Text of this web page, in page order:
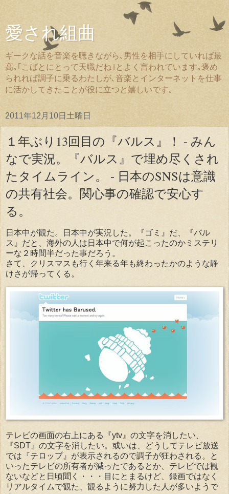
愛され組曲
ギークな話を音楽を聴きながら､男性を相手にしていれば最
高｡｢こばとにとって天職だね｣とよく言われています｡褒め
られれば調子に乗るわたしが､音楽とインターネットを仕事
に活かしてきたことが役に立つと嬉しいです｡
2011年12月10日土曜日
１年ぶり13回目の『バルス』！ - みん
なで実況。『バルス』で埋め尽くされ
たタイムライン。 - 日本のSNSは意識
の共有社会。関心事の確認で安心す
る。
日本中が観た。日本中が実況した。『ゴミ』だ、『バル
ス』だと、海外の人は日本中で何が起こったのかミステリ
ーな２時間半だった事だろう。
さて、クリスマスも行く年来る年も終わったかのような静
けさが帰ってくる。
テレビの画面の右上にある『ytv』の文字を消したい、
『SDT』の文字を消したい。或いは、どうしてテレビ放送
では『テロップ』が表示されるので調子が狂わされる。と
いったテレビの所有者が減ったであるとか、テレビでは観
ないなどと日頃聞く・・・目にとまるけど、録画ではなく
リアルタイムで観た、観るように努力した人が多いようで